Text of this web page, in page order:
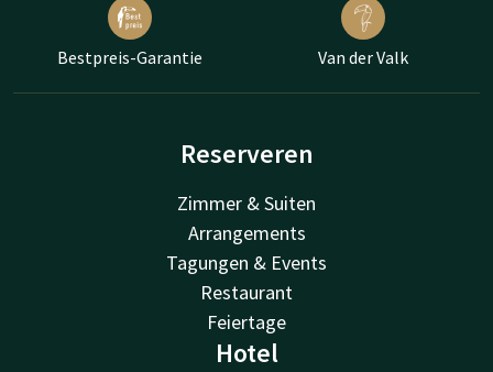
Bestpreis-Garantie Van der Valk
Reserveren
Zimmer & Suiten
Arrangements
Tagungen & Events
Restaurant
Feiertage
Hotel